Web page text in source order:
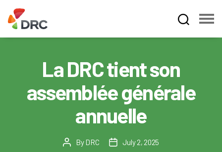
Dispute
Resolution
Corporation
La DRC tient son
assemblée générale
annuelle
PostBy DRC
PostJuly 2, 2025